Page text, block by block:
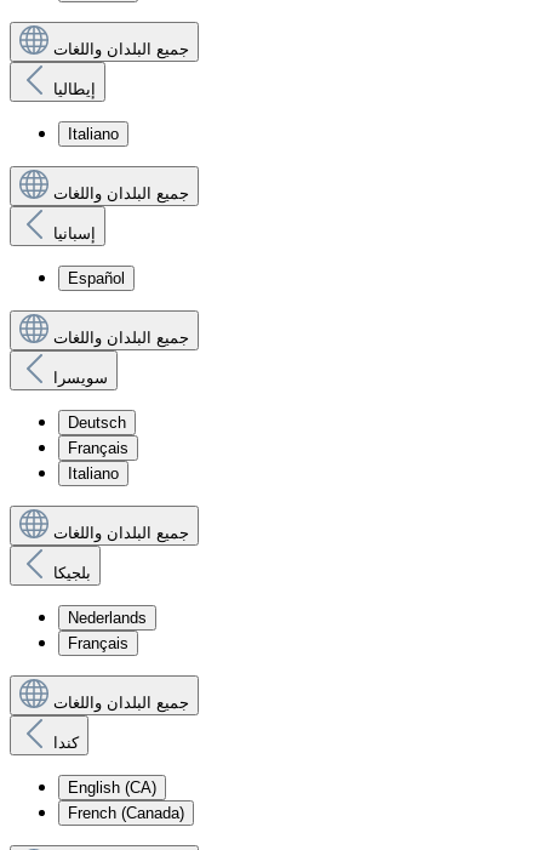
جميع البلدان واللغات
إيطاليا
Italiano
جميع البلدان واللغات
إسبانيا
Español
جميع البلدان واللغات
سويسرا
Deutsch
Français
Italiano
جميع البلدان واللغات
بلجيكا
Nederlands
Français
جميع البلدان واللغات
كندا
English (CA)
French (Canada)